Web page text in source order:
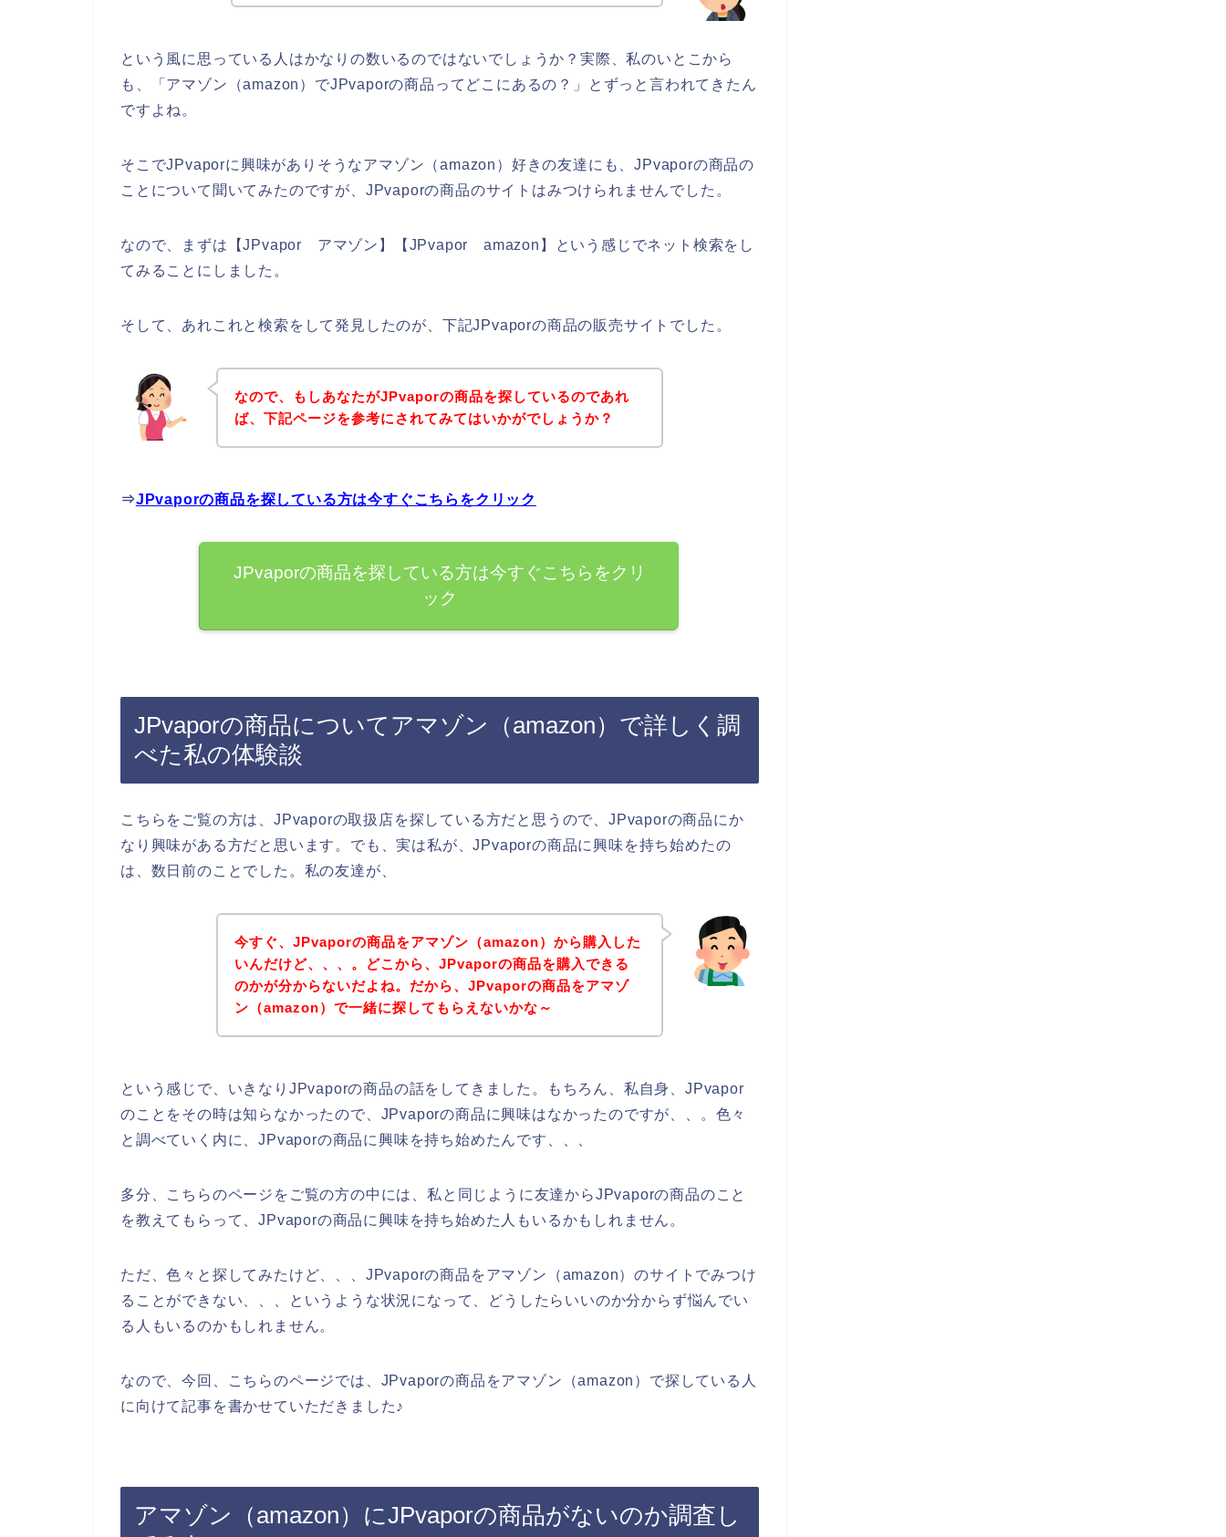
という風に思っている人はかなりの数いるのではないでしょうか？実際、私のいとこから
も、「アマゾン（amazon）でJPvaporの商品ってどこにあるの？」とずっと言われてきたん
ですよね。
そこでJPvaporに興味がありそうなアマゾン（amazon）好きの友達にも、JPvaporの商品の
ことについて聞いてみたのですが、JPvaporの商品のサイトはみつけられませんでした。
なので、まずは【JPvapor アマゾン】【JPvapor amazon】という感じでネット検索をし
てみることにしました。
そして、あれこれと検索をして発見したのが、下記JPvaporの商品の販売サイトでした。
なので、もしあなたがJPvaporの商品を探しているのであれ
ば、下記ページを参考にされてみてはいかがでしょうか？
⇒JPvaporの商品を探している方は今すぐこちらをクリック
JPvaporの商品を探している方は今すぐこちらをクリ
ック
JPvaporの商品についてアマゾン（amazon）で詳しく調
べた私の体験談
こちらをご覧の方は、JPvaporの取扱店を探している方だと思うので、JPvaporの商品にか
なり興味がある方だと思います。でも、実は私が、JPvaporの商品に興味を持ち始めたの
は、数日前のことでした。私の友達が、
今すぐ、JPvaporの商品をアマゾン（amazon）から購入した
いんだけど、、、。どこから、JPvaporの商品を購入できる
のかが分からないだよね。だから、JPvaporの商品をアマゾ
ン（amazon）で一緒に探してもらえないかな～
という感じで、いきなりJPvaporの商品の話をしてきました。もちろん、私自身、JPvapor
のことをその時は知らなかったので、JPvaporの商品に興味はなかったのですが、、。色々
と調べていく内に、JPvaporの商品に興味を持ち始めたんです、、、
多分、こちらのページをご覧の方の中には、私と同じように友達からJPvaporの商品のこと
を教えてもらって、JPvaporの商品に興味を持ち始めた人もいるかもしれません。
ただ、色々と探してみたけど、、、JPvaporの商品をアマゾン（amazon）のサイトでみつけ
ることができない、、、というような状況になって、どうしたらいいのか分からず悩んでい
る人もいるのかもしれません。
なので、今回、こちらのページでは、JPvaporの商品をアマゾン（amazon）で探している人
に向けて記事を書かせていただきました♪
アマゾン（amazon）にJPvaporの商品がないのか調査し